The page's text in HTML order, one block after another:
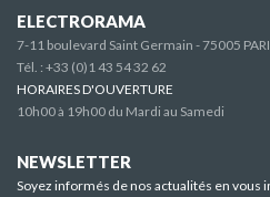
ELECTRORAMA
7-11 boulevard Saint Germain - 75005
Tél. : +33 (0)1 43 54 32 62
HORAIRES D'OUVERTURE
10h00 à 19h00 du Mardi au Samedi
NEWSLETTER
Soyez informés de nos actualités en vous